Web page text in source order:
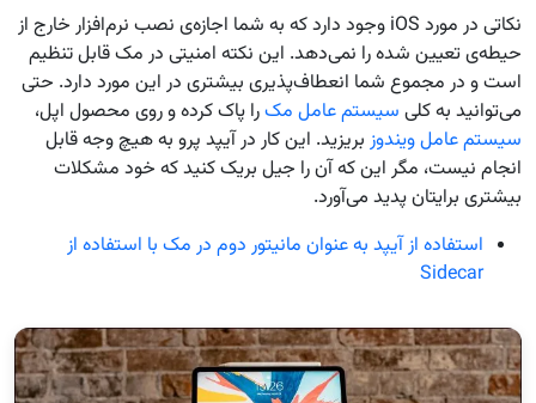
نکاتی در مورد iOS وجود دارد که به شما اجازه‌ی نصب نرم‌افزار خارج از
حیطه‌ی تعیین شده را نمی‌دهد. این نکته امنیتی در مک قابل تنظیم
است و در مجموع شما انعطاف‌پذیری بیشتری در این مورد دارد. حتی
می‌توانید به کلی سیستم عامل مکرا پاک کرده و روی محصول اپل،
سیستم عامل ویندوز بریزید. این کار در آیپد پرو به هیچ وجه قابل
انجام نیست، مگر این که آن را جیل بریک کنید که خود مشکلات
بیشتری برایتان پدید می‌آورد.
استفاده از آیپد به عنوان مانیتور دوم در مک با استفاده از
Sidecar